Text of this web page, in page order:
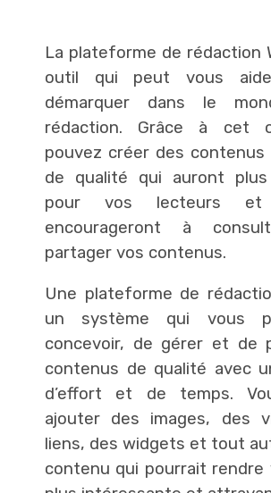
La plateforme de rédaction
outil qui peut vous
démarquer dans le
rédaction. Grâce à cet
pouvez créer des contenus
de qualité qui auront
pour vos lecteurs
encourageront à
partager vos contenus.
Une plateforme de
un système qui vous
concevoir, de gérer et de
contenus de qualité avec
d’effort et de temps.
ajouter des images, des
liens, des widgets et tout
contenu qui pourrait rendre